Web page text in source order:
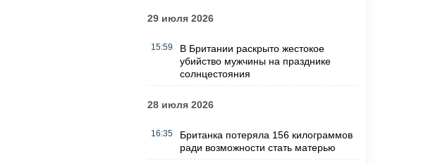
29 июля 2026
15:59
В Британии раскрыто жестокое
убийство мужчины на празднике
солнцестояния
28 июля 2026
16:35
Британка потеряла 156 килограммов
ради возможности стать матерью